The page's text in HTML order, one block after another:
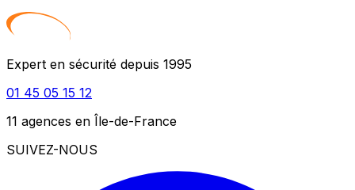
Expert en sécurité depuis 1995
01 45 05 15 12
11 agences en Île-de-France
SUIVEZ-NOUS